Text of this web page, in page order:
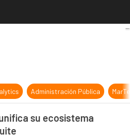
Hospitality unifica su
Administración Pública
su ecosistema